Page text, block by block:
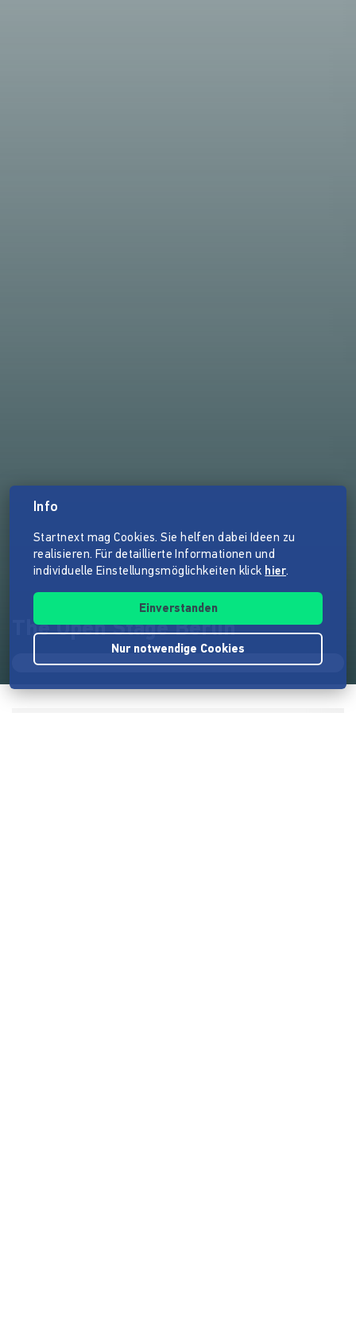
The Open Stage Berlin
Info
Startnext mag Cookies. Sie helfen dabei Ideen zu
realisieren. Für detaillierte Informationen und
individuelle Einstellungsmöglichkeiten klick hier.
Einverstanden
Nur notwendige Cookies